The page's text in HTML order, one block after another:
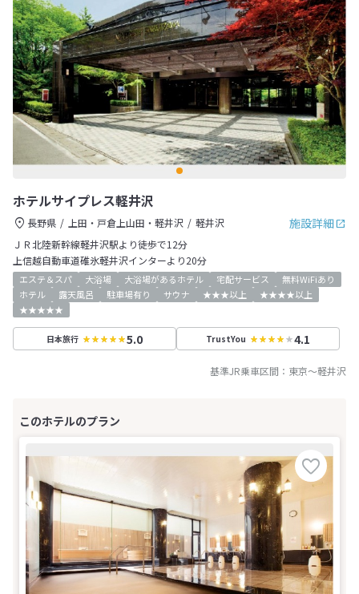
ホテルサイプレス軽井沢
施設詳細
長野県 上田・戸倉上山田・軽井沢
軽井沢
ＪＲ北陸新幹線軽井沢駅より徒歩で12分
上信越自動車道碓氷軽井沢インターより20分
エステ＆スパ 大浴場 大浴場があるホテル 宅配サービス
無料WiFiあり
ホテル
露天風呂 駐車場有り サウナ ★★★以上
★★★★以上
★★★★★
日本旅行 5.0 TrustYou 4.1
基準JR乗車区間： 東京～軽井沢